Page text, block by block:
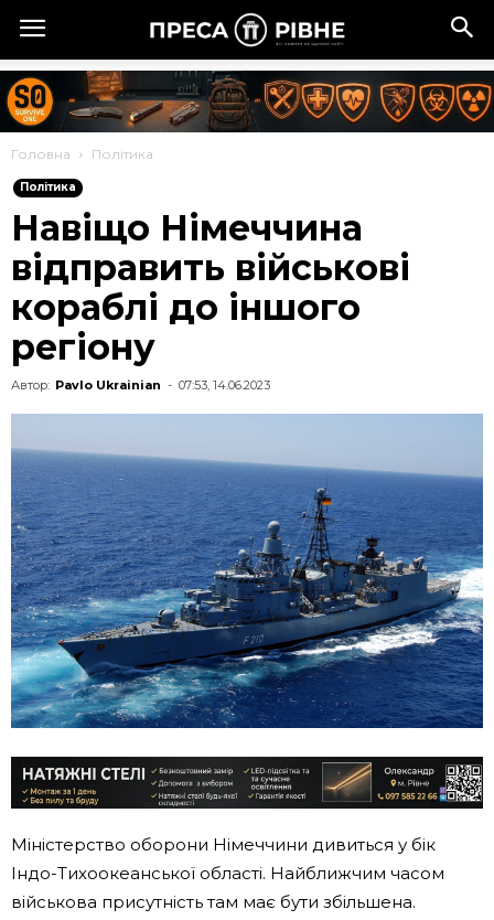
Головна Політика
Політика
Навіщо Німеччина
відправить військові
кораблі до іншого
регіону
Автор: Pavlo Ukrainian - 07:53, 14.06.2023
Міністерство оборони Німеччини дивиться у бік
Індо-Тихоокеанської області. Найближчим часом
військова присутність там має бути збільшена.